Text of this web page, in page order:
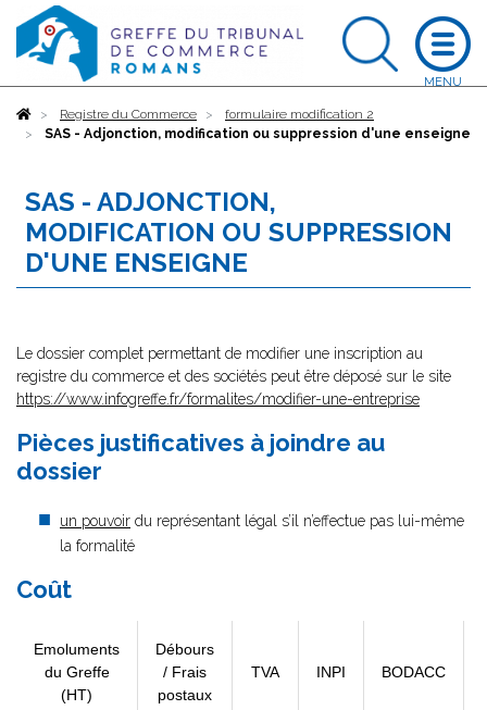
AccueilRegistre du Commerce
formulaire modification 2
SAS - Adjonction, modification ou suppression d'une enseigne
SAS - ADJONCTION,
MODIFICATION OU SUPPRESSION
D'UNE ENSEIGNE
Le dossier complet permettant de modifier une inscription au
registre du commerce et des sociétés peut être déposé sur le site
https://www.infogreffe.fr/formalites/modifier-une-entreprise
Pièces justificatives à joindre au
dossier
un pouvoir du représentant légal s’il n’effectue pas lui-même
la formalité
Coût
Emoluments
du Greffe
(HT)
Débours
/ Frais
postaux
TVA INPI BODACC